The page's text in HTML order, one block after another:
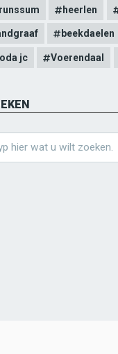
heerlen
beekdaelen
jc Voerendaal